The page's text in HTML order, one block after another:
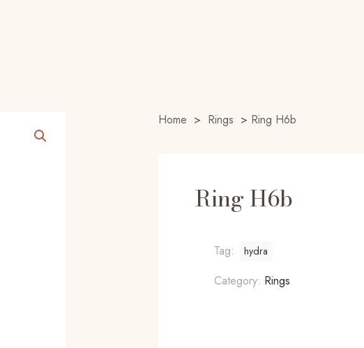
Home > Rings > Ring H6b
Ring H6b
Tag: hydra
Category: Rings